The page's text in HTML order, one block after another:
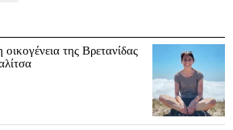
της Βρετανίδας